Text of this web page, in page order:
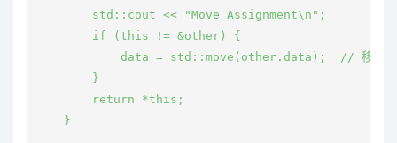
        std::cout << "Move Assignment\n";
        if (this != &other) {
data = std::move(other.data);  // 移动资
        }
        return *this;
    }